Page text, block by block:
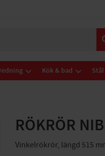
Kök & bad Stål
RÖKRÖR
Vinkelrökrör, längd 515